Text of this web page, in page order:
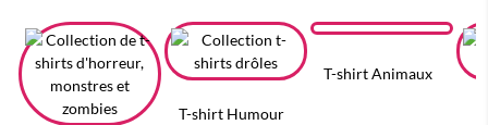
T-shirt Humour
T-shirt Animaux